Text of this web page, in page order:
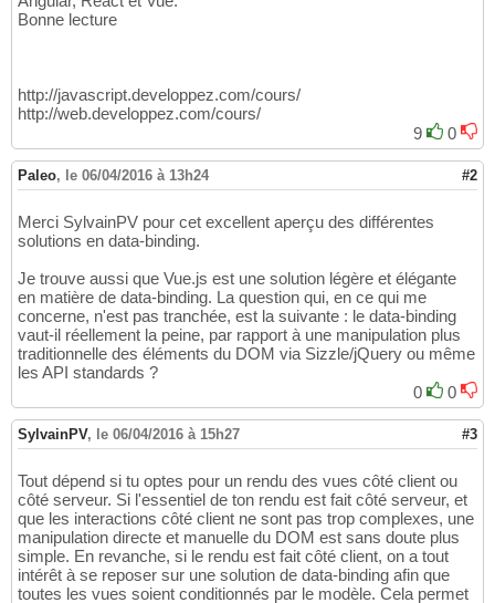
Bonne lecture
http://javascript.developpez.com/cours/
http://web.developpez.com/cours/
9
0
Paleo, le 06/04/2016 à 13h24 #2
Merci SylvainPV pour cet excellent aperçu des différentes
solutions en data-binding.
Je trouve aussi que Vue.js est une solution légère et élégante
en matière de data-binding. La question qui, en ce qui me
concerne, n'est pas tranchée, est la suivante : le data-binding
vaut-il réellement la peine, par rapport à une manipulation plus
traditionnelle des éléments du DOM via Sizzle/jQuery ou même
les API standards ?
0
0
SylvainPV, le 06/04/2016 à 15h27 #3
Tout dépend si tu optes pour un rendu des vues côté client ou
côté serveur. Si l'essentiel de ton rendu est fait côté serveur, et
que les interactions côté client ne sont pas trop complexes, une
manipulation directe et manuelle du DOM est sans doute plus
simple. En revanche, si le rendu est fait côté client, on a tout
intérêt à se reposer sur une solution de data-binding afin que
toutes les vues soient conditionnés par le modèle. Cela permet